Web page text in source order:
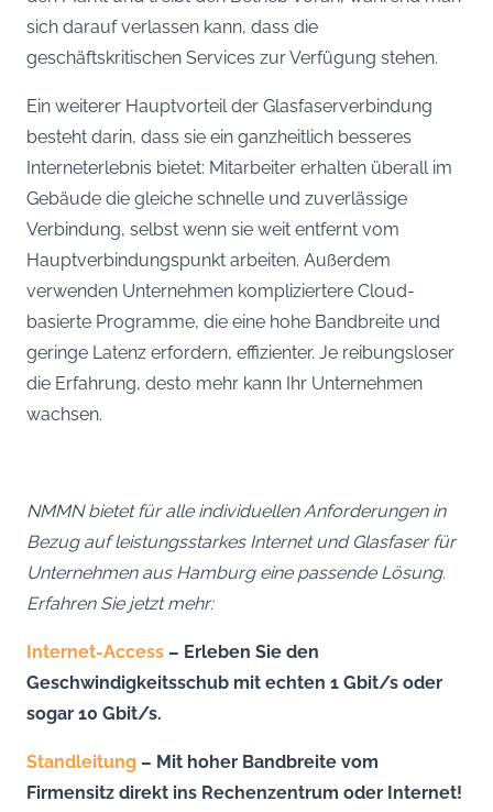
sich darauf verlassen kann, dass die
geschäftskritischen Services zur Verfügung stehen.
Ein weiterer Hauptvorteil der Glasfaserverbindung
besteht darin, dass sie ein ganzheitlich besseres
Interneterlebnis bietet: Mitarbeiter erhalten überall im
Gebäude die gleiche schnelle und zuverlässige
Verbindung, selbst wenn sie weit entfernt vom
Hauptverbindungspunkt arbeiten. Außerdem
verwenden Unternehmen kompliziertere Cloud-
basierte Programme, die eine hohe Bandbreite und
geringe Latenz erfordern, effizienter. Je reibungsloser
die Erfahrung, desto mehr kann Ihr Unternehmen
wachsen.
NMMN bietet für alle individuellen Anforderungen in
Bezug auf leistungsstarkes Internet und Glasfaser für
Unternehmen aus Hamburg eine passende Lösung.
Erfahren Sie jetzt mehr:
Internet-Access – Erleben Sie den
Geschwindigkeitsschub mit echten 1 Gbit/s oder
sogar 10 Gbit/s.
Standleitung – Mit hoher Bandbreite vom
Firmensitz direkt ins Rechenzentrum oder Internet!